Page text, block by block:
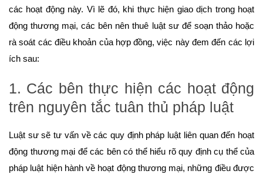
các hoạt động này. Vì lẽ đó, khi thực hiện giao dịch trong hoạt
động thương mại, các bên nên thuê luật sư để soạn thảo hoặc
rà soát các điều khoản của hợp đồng, việc này đem đến các lợi
ích sau:
1. Các bên thực hiện các hoạt động
trên nguyên tắc tuân thủ pháp luật
Luật sư sẽ tư vấn về các quy định pháp luật liên quan đến hoạt
động thương mại để các bên có thể hiểu rõ quy định cụ thể của
pháp luật hiện hành về hoạt động thương mại, những điều được